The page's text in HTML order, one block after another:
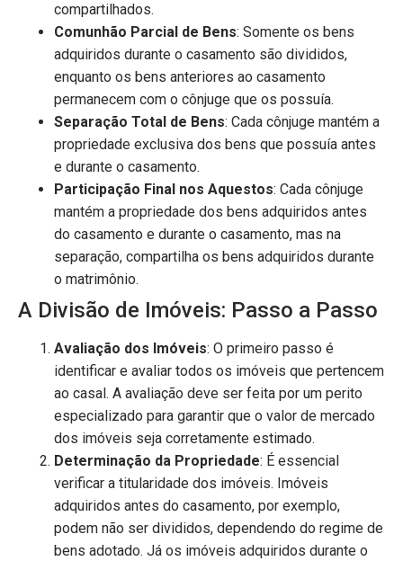
compartilhados.
Comunhão Parcial de Bens: Somente os bens
adquiridos durante o casamento são divididos,
enquanto os bens anteriores ao casamento
permanecem com o cônjuge que os possuía.
Separação Total de Bens: Cada cônjuge mantém a
propriedade exclusiva dos bens que possuía antes
e durante o casamento.
Participação Final nos Aquestos: Cada cônjuge
mantém a propriedade dos bens adquiridos antes
do casamento e durante o casamento, mas na
separação, compartilha os bens adquiridos durante
o matrimônio.
A Divisão de Imóveis: Passo a Passo
Avaliação dos Imóveis: O primeiro passo é
identificar e avaliar todos os imóveis que pertencem
ao casal. A avaliação deve ser feita por um perito
especializado para garantir que o valor de mercado
dos imóveis seja corretamente estimado.
Determinação da Propriedade: É essencial
verificar a titularidade dos imóveis. Imóveis
adquiridos antes do casamento, por exemplo,
podem não ser divididos, dependendo do regime de
bens adotado. Já os imóveis adquiridos durante o